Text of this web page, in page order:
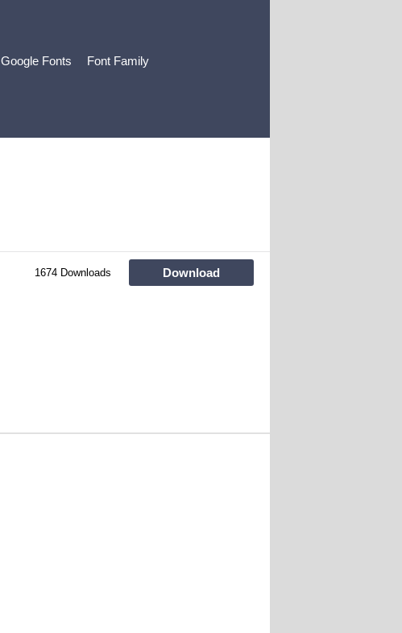
Google Fonts Font Family
1674 Downloads Download